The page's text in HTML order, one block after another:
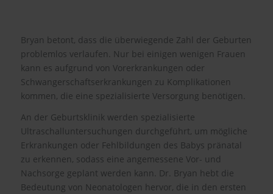
Bryan betont, dass die überwiegende Zahl der Geburten
problemlos verlaufen. Nur bei einigen wenigen Frauen
kann es aufgrund von Vorerkrankungen oder
Schwangerschaftserkrankungen zu Komplikationen
kommen, die eine spezialisierte Versorgung benötigen.
An der Geburtsklinik werden spezialisierte
Ultraschalluntersuchungen durchgeführt, um mögliche
Erkrankungen oder Fehlbildungen des Babys pränatal
zu erkennen, sodass eine angemessene Vor- und
Nachsorge geplant werden kann. Dr. Bryan hebt die
Bedeutung von Neonatologen hervor, die in den ersten